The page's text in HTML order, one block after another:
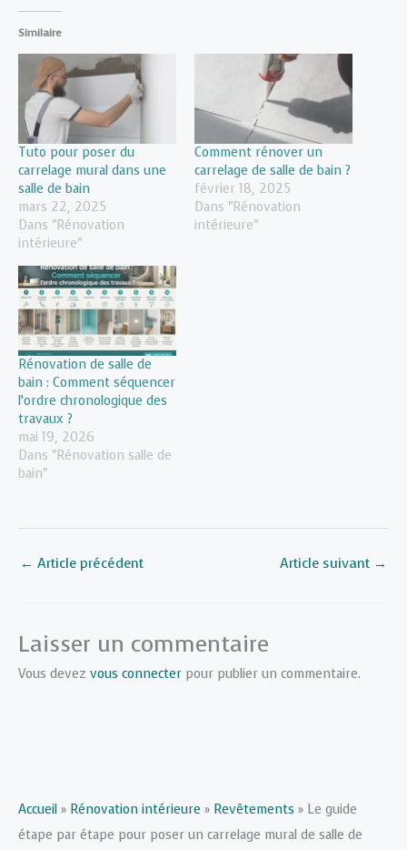
Similaire
Tuto pour poser du
carrelage mural dans une
salle de bain
mars 22, 2025
Dans "Rénovation
intérieure"
Comment rénover un
carrelage de salle de bain ?
février 18, 2025
Dans "Rénovation
intérieure"
Rénovation de salle de
bain : Comment séquencer
l’ordre chronologique des
travaux ?
mai 19, 2026
Dans "Rénovation salle de
bain"
← Article précédent Article suivant →
Laisser un commentaire
Vous devez vous connecter pour publier un commentaire.
Accueil » Rénovation intérieure » Revêtements » Le guide
étape par étape pour poser un carrelage mural de salle de